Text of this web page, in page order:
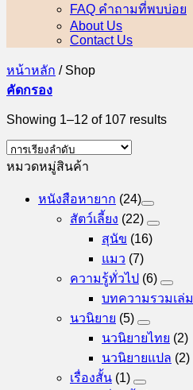
FAQ คำถามที่พบบ่อย
About Us
Contact Us
หน้าหลัก /Shop
คัดกรอง
Showing 1–12 of 107 results
หมวดหมู่สินค้า
หนังสือหายาก (24)
สัตว์เลี้ยง (22)
สุนัข (16)
แมว (7)
ความรู้ทั่วไป (6)
บทความรวมเล่ม
นวนิยาย (5)
นวนิยายไทย (2)
นวนิยายแปล (2)
เรื่องสั้น (1)